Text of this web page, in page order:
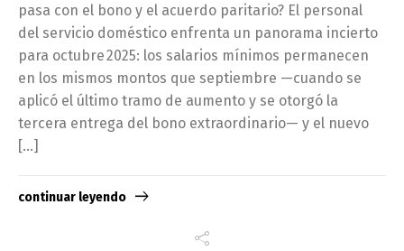
pasa con el bono y el acuerdo paritario? El personal
del servicio doméstico enfrenta un panorama incierto
para octubre 2025: los salarios mínimos permanecen
en los mismos montos que septiembre —cuando se
aplicó el último tramo de aumento y se otorgó la
tercera entrega del bono extraordinario— y el nuevo
[…]
continuar leyendo